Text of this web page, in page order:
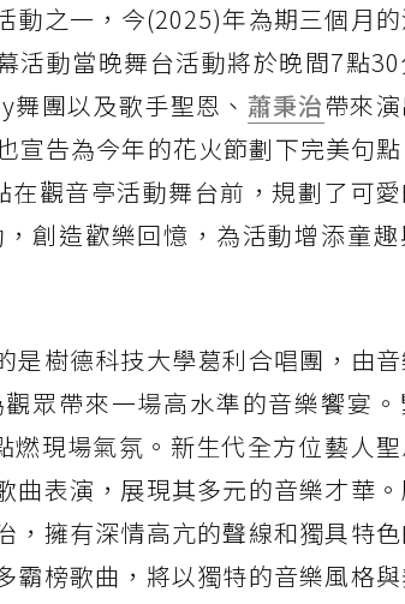
動之一，今(2025)年為期三個月
活動當晚舞台活動將於晚間7點
團以及歌手聖恩、 蕭秉治帶來
宣告為今年的花火節劃下完美句
觀音亭活動舞台前，規劃了可
創造歡樂回憶，為活動增添童
是樹德科技大學葛利合唱團，由
眾帶來一場高水準的音樂饗宴
現場氣氛。新生代全方位藝人
曲表演，展現其多元的音樂才華
，擁有深情高亢的聲線和獨具特
霸榜歌曲，將以獨特的音樂風格